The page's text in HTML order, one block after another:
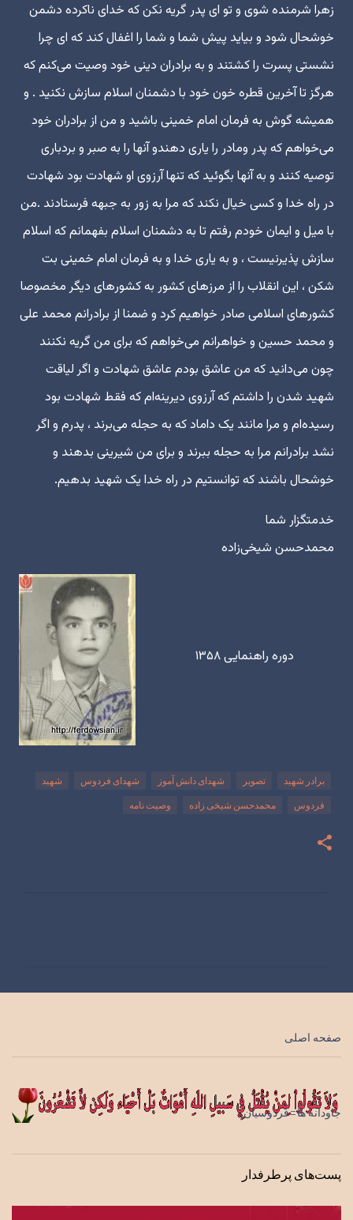
زهرا شرمنده شوی و تو ای پدر گریه نکن که خدای ناکرده دشمن
خوشحال شود و بیاید پیش شما و شما را اغفال کند که ای چرا
نشستی پسرت را کشتند و به برادران دینی خود وصیت می‌کنم که
هرگز تا آخرین قطره خون خود با دشمنان اسلام سازش نکنید . و
همیشه گوش به فرمان امام خمینی باشید و من از برادران خود
می‌خواهم که پدر ومادر را یاری دهندو آنها را به صبر و بردباری
توصیه کنند و به آنها بگوئید که تنها آرزوی او شهادت بود شهادت
در راه خدا و کسی خیال نکند که مرا به زور به جبهه فرستادند .من
با میل و ایمان خودم رفتم تا به دشمنان اسلام بفهمانم که اسلام
سازش پذیرنیست ، و به یاری خدا و به فرمان امام خمینی بت
شکن ، این انقلاب را از مرزهای کشور به کشورهای دیگر مخصوصا
کشورهای اسلامی صادر خواهیم کرد و ضمنا از برادرانم محمد علی
و محمد حسین و خواهرانم می‌خواهم که برای من گریه نکنند
چون می‌دانید که من عاشق بودم عاشق شهادت و اگر لیاقت
شهید شدن را داشتم که آرزوی دیرینه‌ام که فقط شهادت بود
رسیده‌ام و مرا مانند یک داماد که به حجله می‌برند ، پدرم و اگر
نشد برادرانم مرا به حجله ببرند و برای من شیرینی بدهند و
خوشحال باشند که توانستیم در راه خدا یک شهید بدهیم.
خدمتگزار شما
محمدحسن شیخی‌‌زاده
دوره راهنمایی ۱۳۵۸
برادر شهید تصویر شهدای دانش آموز شهدای فردوس شهید
فردوس محمدحسن شیخی زاده وصیت نامه
صفحه اصلی
جاودانه ها=فردوسیان
پست‌های پرطرفدار